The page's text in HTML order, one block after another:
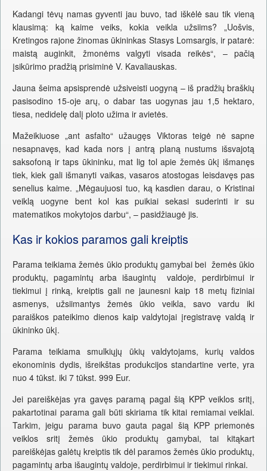
Kadangi tėvų namas gyventi jau buvo, tad iškėlė sau tik vieną
klausimą: ką kaime veiks, kokia veikla užsiims? „Uošvis,
Kretingos rajone žinomas ūkininkas Stasys Lomsargis, ir patarė:
maistą auginkit, žmonėms valgyti visada reikės“, – pačią
įsikūrimo pradžią prisiminė V. Kavaliauskas.
Jauna šeima apsisprendė užsiveisti uogyną – iš pradžių braškių
pasisodino 15-oje arų, o dabar tas uogynas jau 1,5 hektaro,
tiesa, nedidelę dalį ploto užima ir avietės.
Mažeikiuose „ant asfalto“ užaugęs Viktoras teigė nė sapne
nesapnavęs, kad kada nors į antrą planą nustums išsvajotą
saksofoną ir taps ūkininku, mat lig tol apie žemės ūkį išmanęs
tiek, kiek gali išmanyti vaikas, vasaros atostogas leisdavęs pas
senelius kaime. „Mėgaujuosi tuo, ką kasdien darau, o Kristinai
veiklą uogyne bent kol kas puikiai sekasi suderinti ir su
matematikos mokytojos darbu“, – pasidžiaugė jis.
Kas ir kokios paramos gali kreiptis
Parama teikiama žemės ūkio produktų gamybai bei žemės ūkio
produktų, pagamintų arba išaugintų valdoje, perdirbimui ir
tiekimui į rinką, kreiptis gali ne jaunesni kaip 18 metų fiziniai
asmenys, užsiimantys žemės ūkio veikla, savo vardu iki
paraiškos pateikimo dienos kaip valdytojai įregistravę valdą ir
ūkininko ūkį.
Parama teikiama smulkiųjų ūkių valdytojams, kurių valdos
ekonominis dydis, išreikštas produkcijos standartine verte, yra
nuo 4 tūkst. iki 7 tūkst. 999 Eur.
Jei pareiškėjas yra gavęs paramą pagal šią KPP veiklos sritį,
pakartotinai parama gali būti skiriama tik kitai remiamai veiklai.
Tarkim, jeigu parama buvo gauta pagal šią KPP priemonės
veiklos sritį žemės ūkio produktų gamybai, tai kitąkart
pareiškėjas galėtų kreiptis tik dėl paramos žemės ūkio produktų,
pagamintų arba išaugintų valdoje, perdirbimui ir tiekimui rinkai.